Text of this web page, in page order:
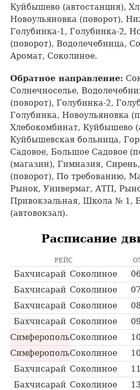
Куйбышево (автостанция),
Новоульяновка (поворот),
Голубинка-1, Голубинка-2,
(поворот), Водолечебница,
Аромат, Соколиное.
Обратное направление:
Солнечноселье,
(поворот), Голубинка-2,
Голубинка, Новоульяновка
Хлебокомбинат, Куйбышево
Куйбышевская больница,
Садовое, Большое Садовое
(магазин), Гимназия,
(поворот), По требованию,
Рынок, Универмаг, АТП,
Привокзальная, Школа № 1,
(автовокзал).
Расписание
РЕЙС
Бахчисарай Соколиное
Бахчисарай Соколиное
Бахчисарай Соколиное
Бахчисарай Соколиное
СимферопольСоколиное
СимферопольСоколиное
Бахчисарай Соколиное
Бахчисарай Соколиное